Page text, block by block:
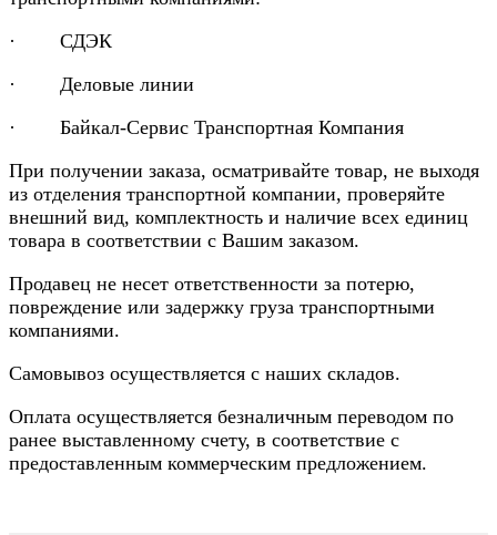
· СДЭК
· Деловые линии
· Байкал-Сервис Транспортная Компания
При получении заказа, осматривайте товар, не выходя
из отделения транспортной компании, проверяйте
внешний вид, комплектность и наличие всех единиц
товара в соответствии с Вашим заказом.
Продавец не несет ответственности за потерю,
повреждение или задержку груза транспортными
компаниями.
Самовывоз осуществляется с наших складов.
Оплата осуществляется безналичным переводом по
ранее выставленному счету, в соответствие с
предоставленным коммерческим предложением.